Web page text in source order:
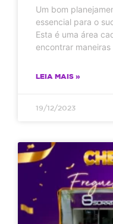
Um bom
essencial para o
Esta é uma área
encontrar maneiras
LEIA MAIS »
19/12/2023